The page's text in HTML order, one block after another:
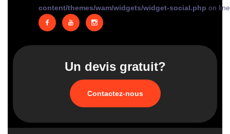
content/themes/wam/widgets/widget-social.php on
Un devis gratuit?
Contactez-nous